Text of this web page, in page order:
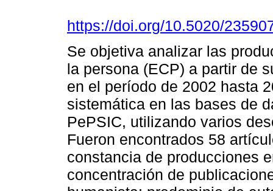
https://doi.org/10.5020/
Se objetiva analizar las
la persona (ECP) a partir de
en el período de 2002 hasta
sistemática en las bases de
PePSIC, utilizando varios
Fueron encontrados 58
constancia de producciones
concentración de